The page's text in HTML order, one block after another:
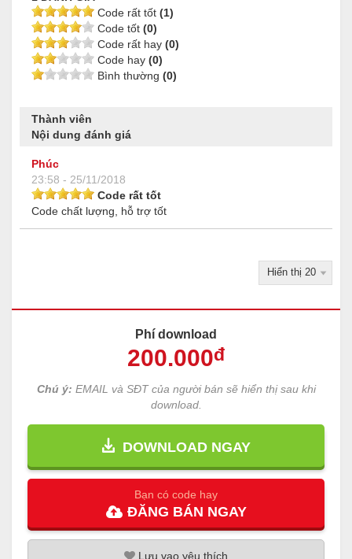
Code rất tốt (1)
Code tốt (0)
Code rất hay (0)
Code hay (0)
Bình thường (0)
Thành viên
Nội dung đánh giá
Phúc
23:58 - 25/11/2018
Code rất tốt
Code chất lượng, hỗ trợ tốt
Phí download
200.000đ
Chú ý: EMAIL và SĐT của người bán sẽ hiển thị sau khi
download.
DOWNLOAD NGAY
Bạn có code hay
ĐĂNG BÁN NGAY
Lưu vao yêu thích